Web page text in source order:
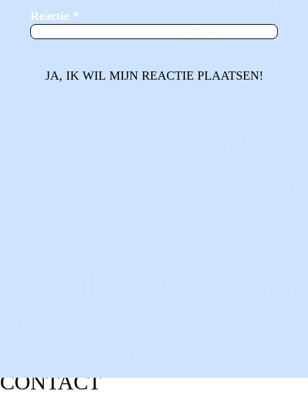
Reactie *
JA, IK WIL MIJN REACTIE PLAATSEN!
CONTACT